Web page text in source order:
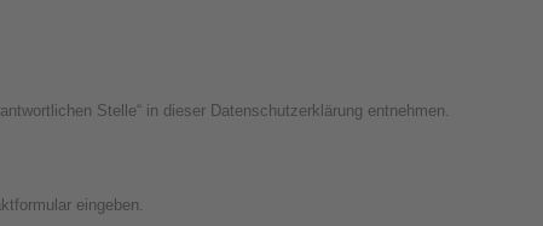
Stelle“ in dieser Datenschutzerklärung entnehmen.
eingeben.